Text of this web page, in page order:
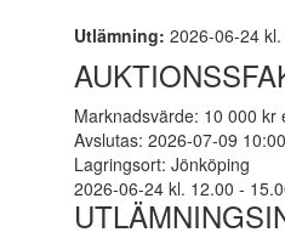
Utlämning: 2026-06-24
Marknadsvärde: 10 000 kr
Avslutas: 2026-07-09 10:00
Lagringsort: Jönköping
2026-06-24 kl. 12.00 -